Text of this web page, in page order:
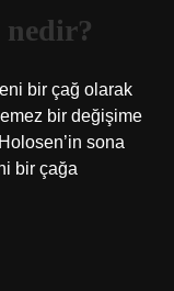
nedir?
bir çağ olarak
bir değişime
sona
bir çağa